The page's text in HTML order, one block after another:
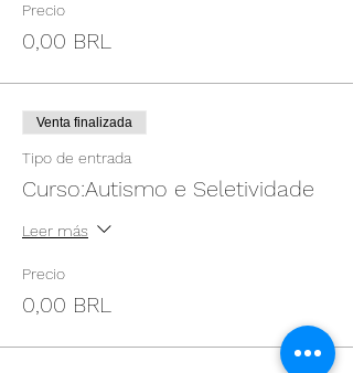
Precio
0,00 BRL
Venta finalizada
Tipo de entrada
Curso:Autismo e Seletividade
Leer más
Precio
0,00 BRL